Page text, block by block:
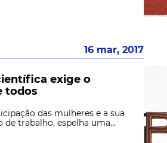
16 mar, 2017
exige o
todos
das mulheres e a sua
trabalho, espelha uma...